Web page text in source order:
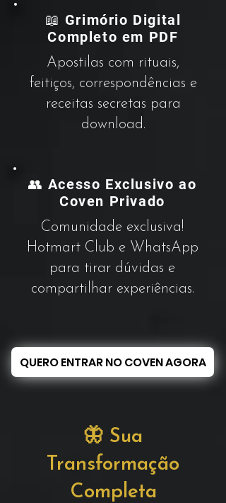
📖 Grimório Digital
Completo em PDF
Apostilas com rituais,
feitiços, correspondências e
receitas secretas para
download.
👥 Acesso Exclusivo ao
Coven Privado
Comunidade exclusiva!
Hotmart Club e WhatsApp
para tirar dúvidas e
compartilhar experiências.
QUERO ENTRAR NO COVEN AGORA
🦋 Sua
Transformação
Completa